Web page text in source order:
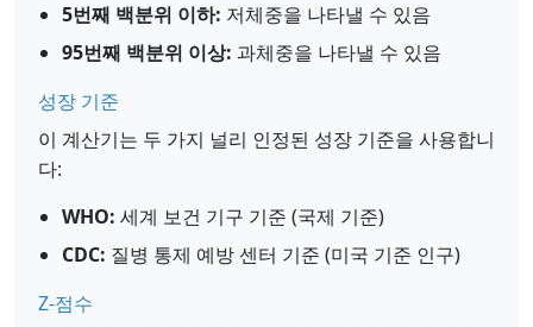
5번째 백분위 이하: 저체중을 나타낼 수 있음
95번째 백분위 이상: 과체중을 나타낼 수 있음
성장 기준
이 계산기는 두 가지 널리 인정된 성장 기준을 사용합니
다:
WHO: 세계 보건 기구 기준 (국제 기준)
CDC: 질병 통제 예방 센터 기준 (미국 기준 인구)
Z-점수